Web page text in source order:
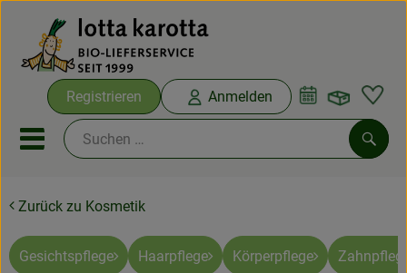
Registrieren Anmelden
Mobiles Menu öffnen oder
Ökokisten
Bio-Kochboxen
Zurück zu Kosmetik
Gesichtspflege Haarpflege Körperpflege